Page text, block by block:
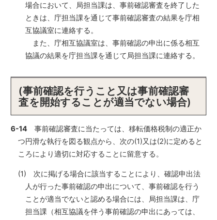
場合において、局担当課は、事前確認審査を終了した
ときは、庁担当課を通じて事前確認審査の結果を庁相
互協議室に連絡する。
また、庁相互協議室は、事前確認の申出に係る相互
協議の結果を庁担当課を通じて局担当課に連絡する。
(事前確認を行うこと又は事前確認審
査を開始することが適当でない場合)
6-14 事前確認審査に当たっては、移転価格税制の適正か
つ円滑な執行を図る観点から、次の(1)又は(2)に定めると
ころにより適切に対応することに留意する。
(1) 次に掲げる場合に該当することにより、確認申出法
人が行った事前確認の申出について、事前確認を行う
ことが適当でないと認める場合には、局担当課は、庁
担当課（相互協議を伴う事前確認の申出にあっては、